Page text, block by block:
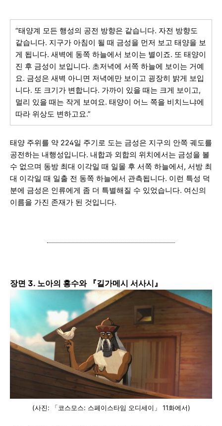
“태양계 모든 행성의 공전 방향은 같습니다. 자전 방향도
같습니다. 지구가 아침이 될 때 금성을 먼저 보고 태양을 보
게 됩니다. 새벽에 동쪽 하늘에서 보이는 별이죠. 또 태양이
진 후 금성이 보입니다. 초저녁에 서쪽 하늘에 보이는 거예
요. 금성은 새벽 아니면 저녁에만 보이고 굉장히 밝게 보입
니다. 또 크기가 변합니다. 가까이 있을 때는 크게 보이고,
멀리 있을 때는 작게 보여요. 태양이 어느 쪽을 비치느냐에
따라 위상도 변하고요.”
태양 주위를 약 224일 주기로 도는 금성은 지구의 안쪽 궤도를
공전하는 내행성입니다. 내합과 외합의 위치에서는 금성을 볼
수 없으며 동방 최대 이각일 때 일몰 후 서쪽 하늘에서, 서방 최
대 이각일 때 일출 전 동쪽 하늘에서 관측됩니다. 이런 특성 덕
분에 금성은 인류에게 좀 더 특별해질 수 있었습니다. 여신의
이름을 가진 존재가 된 것입니다.
장면 3. 노아의 홍수와 『길가메시 서사시』
(사진: 「코스모스: 스페이스타임 오디세이」 11화에서)